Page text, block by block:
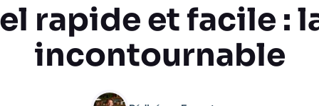
rapide et facile :
incontournable